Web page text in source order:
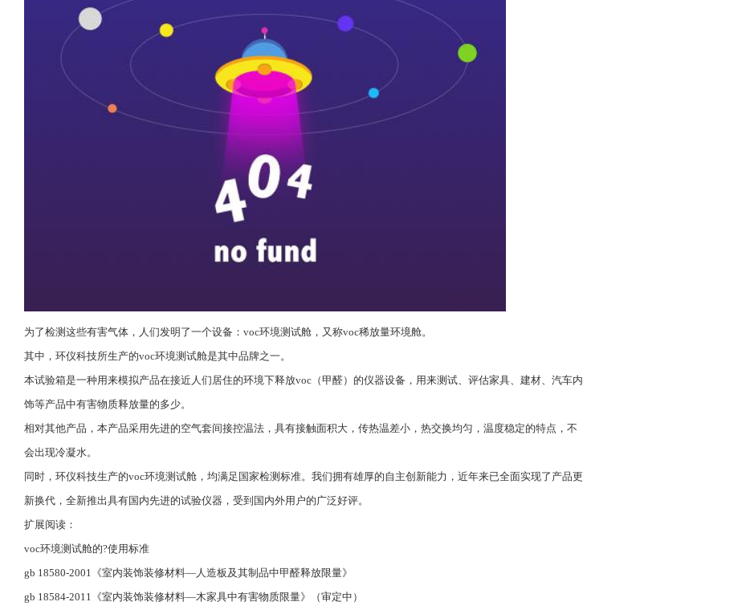
为了检测这些有害气体，人们发明了一个设备：voc环境测试舱，又称voc稀放量环境舱。
其中，环仪科技所生产的voc环境测试舱是其中品牌之一。
本试验箱是一种用来模拟产品在接近人们居住的环境下释放voc（甲醛）的仪器设备，用来测试、评估家具、建材、汽车内
饰等产品中有害物质释放量的多少。
相对其他产品，本产品采用先进的空气套间接控温法，具有接触面积大，传热温差小，热交换均匀，温度稳定的特点，不
会出现冷凝水。
同时，环仪科技生产的voc环境测试舱，均满足国家检测标准。我们拥有雄厚的自主创新能力，近年来已全面实现了产品更
新换代，全新推出具有国内先进的试验仪器，受到国内外用户的广泛好评。
扩展阅读：
voc环境测试舱的?使用标准
gb 18580-2001《室内装饰装修材料—人造板及其制品中甲醛释放限量》
gb 18584-2011《室内装饰装修材料—木家具中有害物质限量》（审定中）